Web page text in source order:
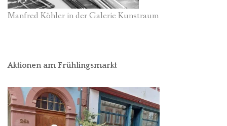
Manfred Köhler in der Galerie Kunstraum
Aktionen am Frühlingsmarkt